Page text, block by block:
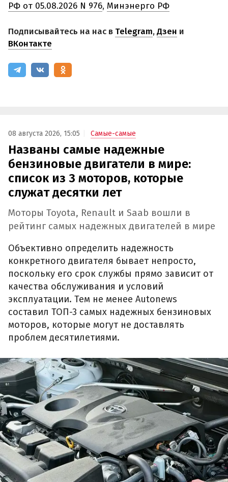
РФ от 05.08.2026 N 976, Минэнерго РФ
Подписывайтесь на нас в Telegram,Дзен и
ВКонтакте
08 августа 2026, 15:05 Самые-самые
Названы самые надежные
бензиновые двигатели в мире:
список из 3 моторов, которые
служат десятки лет
Моторы Toyota, Renault и Saab вошли в
рейтинг самых надежных двигателей в мире
Объективно определить надежность
конкретного двигателя бывает непросто,
поскольку его срок службы прямо зависит от
качества обслуживания и условий
эксплуатации. Тем не менее Autonews
составил ТОП-3 самых надежных бензиновых
моторов, которые могут не доставлять
проблем десятилетиями.